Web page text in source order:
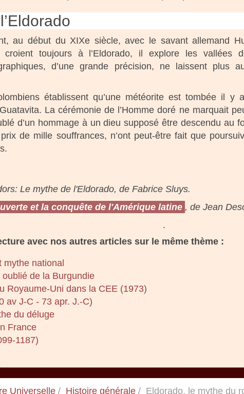
au début du XIXe siècle, avec le savant allemand
toujours à l’Eldorado, il explore les vallées
d’une grande précision, ne laissent plus
établissent qu’une météorite est tombée il y
La cérémonie de l’Homme doré ne marquait
d’un hommage à un dieu supposé être descendu au
de mille souffrances, n’ont peut-être fait que
Le mythe de l'Eldorado, de Fabrice Sluys.
et la conquête de l'Amérique latine , de Jean
.
avec nos autres articles sur le même thème :
national
de la Burgundie
Royaume-Uni dans la CEE (1973)
av J-C - 73 apr. J.-C)
du déluge
France
1187)
Universelle Histoire générale Eldorado, le mythe du